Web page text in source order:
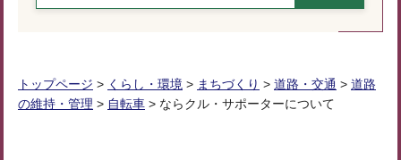
トップページ > くらし・環境 > まちづくり > 道路・交通 > 道路
の維持・管理 > 自転車 > ならクル・サポーターについて